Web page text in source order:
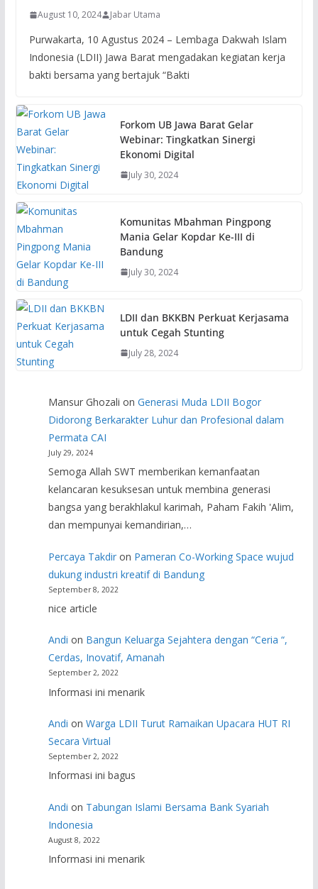
August 10, 2024 Jabar Utama
Purwakarta, 10 Agustus 2024 – Lembaga Dakwah Islam
Indonesia (LDII) Jawa Barat mengadakan kegiatan kerja
bakti bersama yang bertajuk “Bakti
Forkom UB Jawa Barat Gelar
Webinar: Tingkatkan Sinergi
Ekonomi Digital
July 30, 2024
Komunitas Mbahman Pingpong
Mania Gelar Kopdar Ke-III di
Bandung
July 30, 2024
LDII dan BKKBN Perkuat Kerjasama
untuk Cegah Stunting
July 28, 2024
Mansur Ghozali onGenerasi Muda LDII Bogor
Didorong Berkarakter Luhur dan Profesional dalam
Permata CAI
July 29, 2024
Semoga Allah SWT memberikan kemanfaatan
kelancaran kesuksesan untuk membina generasi
bangsa yang berakhlakul karimah, Paham Fakih 'Alim,
dan mempunyai kemandirian,…
Percaya Takdir on Pameran Co-Working Space wujud
dukung industri kreatif di Bandung
September 8, 2022
nice article
Andi on Bangun Keluarga Sejahtera dengan “Ceria “,
Cerdas, Inovatif, Amanah
September 2, 2022
Informasi ini menarik
Andi onWarga LDII Turut Ramaikan Upacara HUT RI
Secara Virtual
September 2, 2022
Informasi ini bagus
Andi on Tabungan Islami Bersama Bank Syariah
Indonesia
August 8, 2022
Informasi ini menarik